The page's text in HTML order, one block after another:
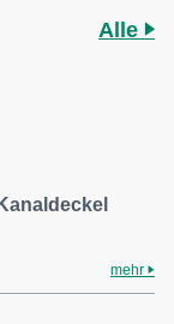
Alle
mehr